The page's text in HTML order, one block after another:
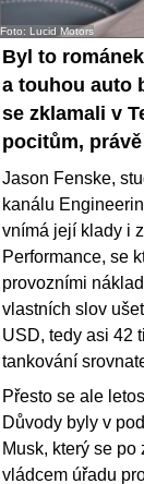
Foto: Lucid Motors
Byl to
a touhou auto
se zklamali v
pocitům,
Jason Fenske,
kanálu
vnímá její klady i
Performance, se
provozními
vlastních slov
USD, tedy asi 42
tankování
Přesto se ale
Důvody byly v
Musk, který se
vládcem úřadu